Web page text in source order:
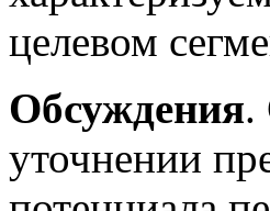
целевом
Обсуждения.
уточнении